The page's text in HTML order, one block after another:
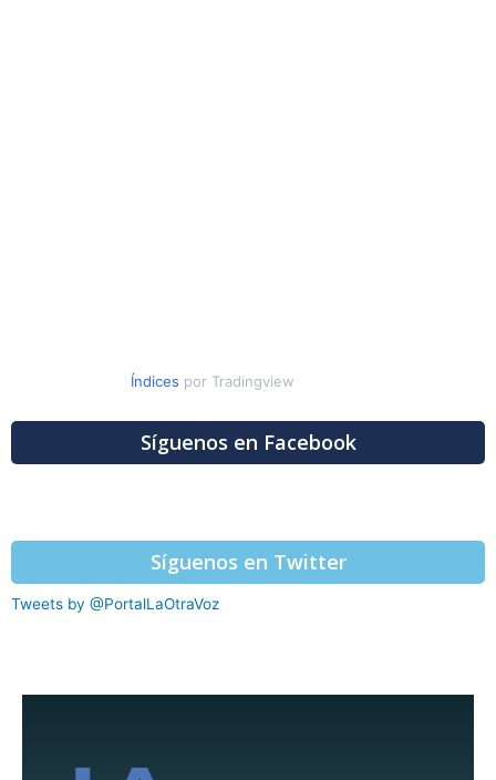
Índices por Tradingview
Síguenos en Facebook
Síguenos en Twitter
Tweets by @PortalLaOtraVoz